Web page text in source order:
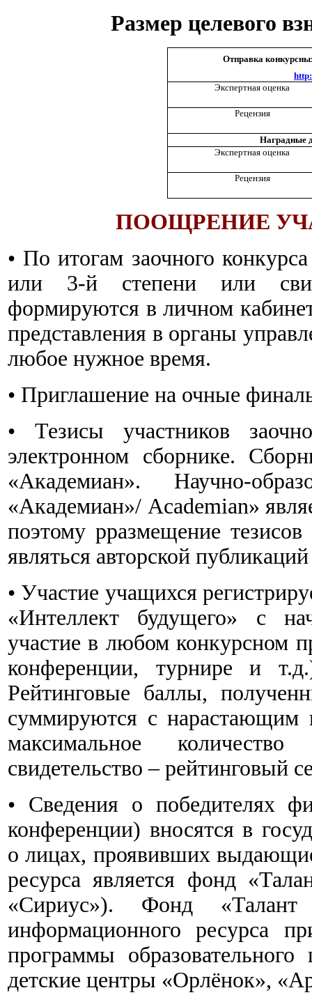
Размер целевого
Отправка
Экспертная оценка
Рецензия
Наградные
Экспертная оценка
Рецензия
ПООЩРЕНИЕ
• По итогам заочного
или 3-й степени или
формируются в личном
представления в органы
любое нужное время.
• Приглашение на очные
• Тезисы участников
электронном сборнике.
«Академиан». Научно-
«Академиан»/ Academian»
поэтому рразмещение
являться авторской
• Участие учащихся
«Интеллект будущего» с
участие в любом конкурсном
конференции, турнире и
Рейтинговые баллы,
суммируются с нарастающим
максимальное
свидетельство – рейтинговый
• Сведения о победителях
конференции) вносятся в
о лицах, проявивших
ресурса является фонд
«Сириус»). Фонд
информационного ресурса
программы
детские центры «Орлёнок»,